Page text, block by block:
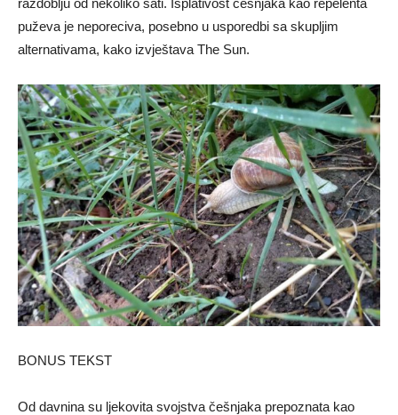
razdoblju od nekoliko sati. Isplativost češnjaka kao repelenta
puževa je neporeciva, posebno u usporedbi sa skupljim
alternativama, kako izvještava The Sun.
BONUS TEKST
Od davnina su ljekovita svojstva češnjaka prepoznata kao